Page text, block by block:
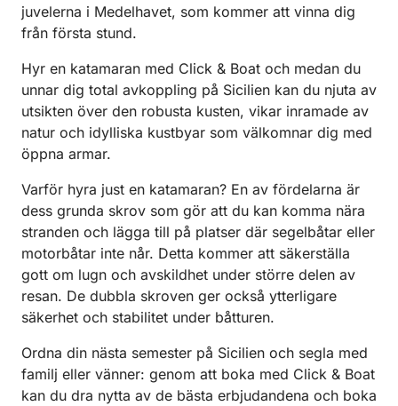
juvelerna i Medelhavet, som kommer att vinna dig
från första stund.
Hyr en katamaran med Click & Boat och medan du
unnar dig total avkoppling på Sicilien kan du njuta av
utsikten över den robusta kusten, vikar inramade av
natur och idylliska kustbyar som välkomnar dig med
öppna armar.
Varför hyra just en katamaran? En av fördelarna är
dess grunda skrov som gör att du kan komma nära
stranden och lägga till på platser där segelbåtar eller
motorbåtar inte når. Detta kommer att säkerställa
gott om lugn och avskildhet under större delen av
resan. De dubbla skroven ger också ytterligare
säkerhet och stabilitet under båtturen.
Ordna din nästa semester på Sicilien och segla med
familj eller vänner: genom att boka med Click & Boat
kan du dra nytta av de bästa erbjudandena och boka